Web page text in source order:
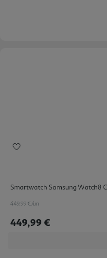
Smartwatch Samsung Watch8
449.99 €/un
449,99 €